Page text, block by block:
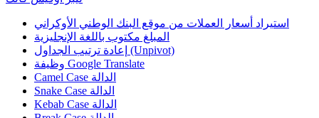
استيراد أسعار العملات من موقع البنك الوطني الأوكراني
المبلغ مكتوب باللغة الإنجليزية
إعادة ترتيب الجداول (Unpivot)
Google Translate
Camel Case الدالة
Snake Case الدالة
Kebab Case الدالة